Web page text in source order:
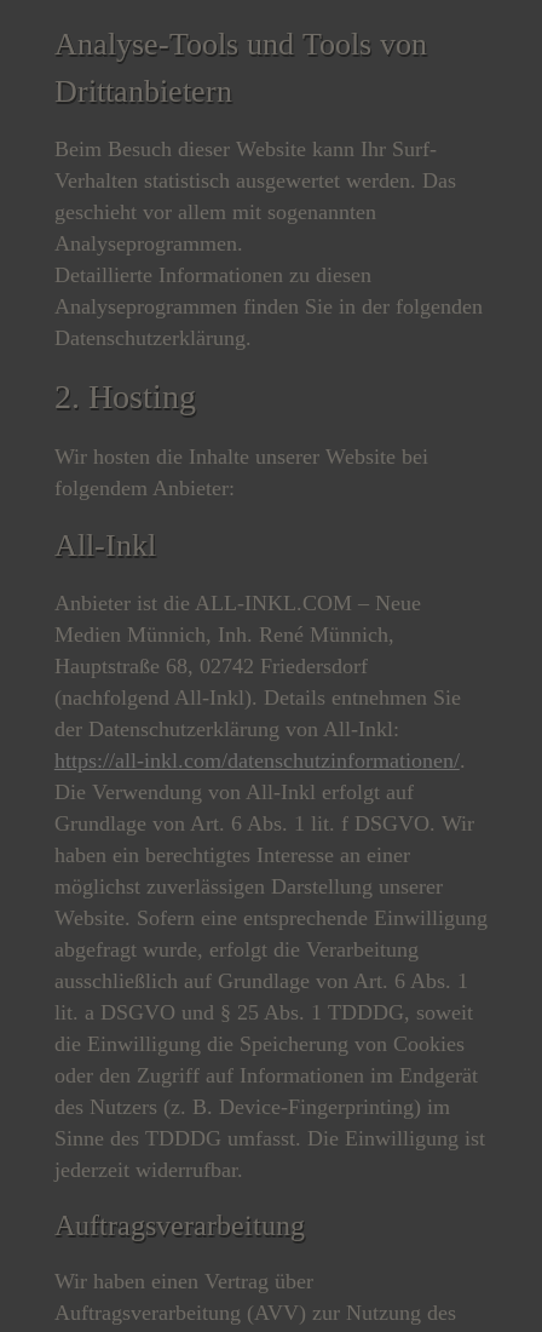
Analyse-Tools und Tools von
Dritt­anbietern
Beim Besuch dieser Website kann Ihr Surf-
Verhalten statistisch ausgewertet werden. Das
geschieht vor allem mit sogenannten
Analyseprogrammen.
Detaillierte Informationen zu diesen
Analyseprogrammen finden Sie in der folgenden
Datenschutzerklärung.
2. Hosting
Wir hosten die Inhalte unserer Website bei
folgendem Anbieter:
All-Inkl
Anbieter ist die ALL-INKL.COM – Neue
Medien Münnich, Inh. René Münnich,
Hauptstraße 68, 02742 Friedersdorf
(nachfolgend All-Inkl). Details entnehmen Sie
der Datenschutzerklärung von All-Inkl:
https://all-inkl.com/datenschutzinformationen/.
Die Verwendung von All-Inkl erfolgt auf
Grundlage von Art. 6 Abs. 1 lit. f DSGVO. Wir
haben ein berechtigtes Interesse an einer
möglichst zuverlässigen Darstellung unserer
Website. Sofern eine entsprechende Einwilligung
abgefragt wurde, erfolgt die Verarbeitung
ausschließlich auf Grundlage von Art. 6 Abs. 1
lit. a DSGVO und § 25 Abs. 1 TDDDG, soweit
die Einwilligung die Speicherung von Cookies
oder den Zugriff auf Informationen im Endgerät
des Nutzers (z. B. Device-Fingerprinting) im
Sinne des TDDDG umfasst. Die Einwilligung ist
jederzeit widerrufbar.
Auftragsverarbeitung
Wir haben einen Vertrag über
Auftragsverarbeitung (AVV) zur Nutzung des